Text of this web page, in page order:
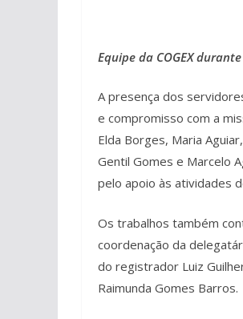
Equipe da COGEX
A presença dos
e compromisso com a
Elda Borges, Maria
Gentil Gomes e Marcelo
pelo apoio às atividades
Os trabalhos também
coordenação da
do registrador Luiz
Raimunda Gomes Barros.